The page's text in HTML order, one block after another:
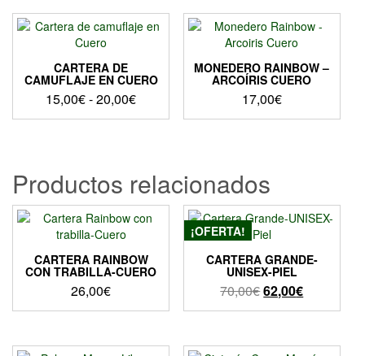
desde
20,00€
tiene
múltiples
variantes.
Las
opciones
se
pueden
página
de
producto
15,00€
hasta
múltiples
variantes.
Las
opciones
se
pueden
elegir
de
producto
CARTERA DE
CAMUFLAJE EN CUERO
15,00€-20,00€Rango
de
hasta
20,00€
Este
variantes.
Las
opciones
se
pueden
elegir
en
la
página
producto
MONEDERO RAINBOW –
ARCOÍRIS CUERO
17,00€
Productos relacionados
CARTERA RAINBOW
CON TRABILLA-CUERO
26,00€
¡OFERTA!
CARTERA GRANDE-
UNISEX-PIEL
70,00€El
precio
era:
62,00€El
precio
es: